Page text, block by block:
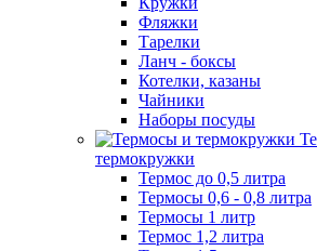
Фляжки
Тарелки
Ланч - боксы
Котелки, казаны
Чайники
Наборы посуды
термокружки
Термос до 0,5 литра
Термосы 0,6 - 0,8 литра
Термосы 1 литр
Термос 1,2 литра